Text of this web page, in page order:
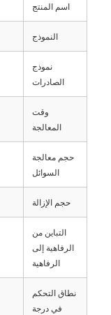
اسم المنتج
النموذج
نموذج
الصادرات
وقت
المعالجة
حجم معالجة
السوائل
حجم الإزالة
التباين من
الرفاهية إلى
الرفاهية
نطاق التحكم
في درجة